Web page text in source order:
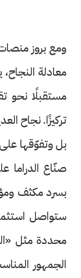
ومع بروز
معادلة
مستقبلًا نحو
صنّاع الدراما
بسرد مكثف
ستواصل
محددة مثل
الجمهور